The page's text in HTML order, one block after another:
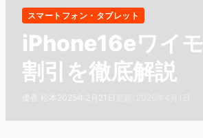
スマートフォン・タブレット
iPhone16eワイ
割引を徹底解説
優香 松本 2025年2月21日